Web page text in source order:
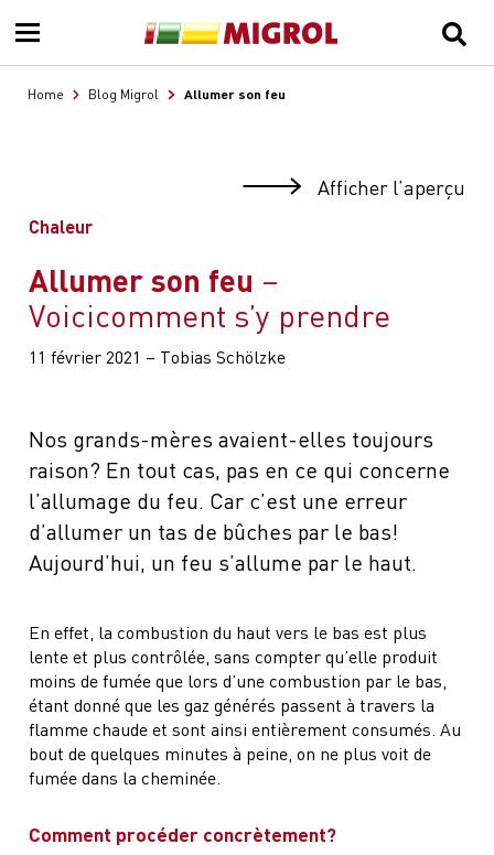
Home Blog Migrol Allumer son feu
Afficher l’aperçu
Chaleur
Allumer son feu
Voicicomment s’y prendre
11 février 2021 – Tobias Schölzke
Nos grands-mères avaient-elles toujours
raison? En tout cas, pas en ce qui concerne
l’allumage du feu. Car c’est une erreur
d’allumer un tas de bûches par le bas!
Aujourd’hui, un feu s’allume par le haut.
En effet, la combustion du haut vers le bas est plus
lente et plus contrôlée, sans compter qu’elle produit
moins de fumée que lors d’une combustion par le bas,
étant donné que les gaz générés passent à travers la
flamme chaude et sont ainsi entièrement consumés. Au
bout de quelques minutes à peine, on ne plus voit de
fumée dans la cheminée.
Comment procéder concrètement?